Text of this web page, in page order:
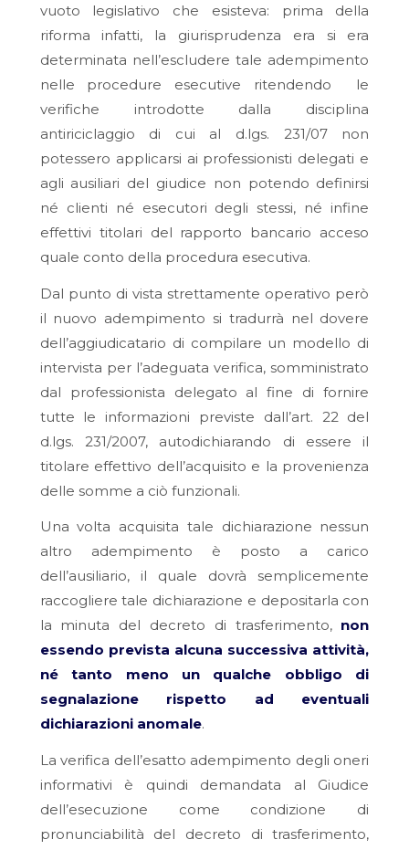
vuoto legislativo che esisteva: prima della
riforma infatti, la giurisprudenza era si era
determinata nell’escludere tale adempimento
nelle procedure esecutive ritendendo le
verifiche introdotte dalla disciplina
antiriciclaggio di cui al d.lgs. 231/07 non
potessero applicarsi ai professionisti delegati e
agli ausiliari del giudice non potendo definirsi
né clienti né esecutori degli stessi, né infine
effettivi titolari del rapporto bancario acceso
quale conto della procedura esecutiva.
Dal punto di vista strettamente operativo però
il nuovo adempimento si tradurrà nel dovere
dell’aggiudicatario di compilare un modello di
intervista per l’adeguata verifica, somministrato
dal professionista delegato al fine di fornire
tutte le informazioni previste dall’art. 22 del
d.lgs. 231/2007, autodichiarando di essere il
titolare effettivo dell’acquisito e la provenienza
delle somme a ciò funzionali.
Una volta acquisita tale dichiarazione nessun
altro adempimento è posto a carico
dell’ausiliario, il quale dovrà semplicemente
raccogliere tale dichiarazione e depositarla con
la minuta del decreto di trasferimento, non
essendo prevista alcuna successiva attività,
né tanto meno un qualche obbligo di
segnalazione rispetto ad eventuali
dichiarazioni anomale.
La verifica dell’esatto adempimento degli oneri
informativi è quindi demandata al Giudice
dell’esecuzione come condizione di
pronunciabilità del decreto di trasferimento,